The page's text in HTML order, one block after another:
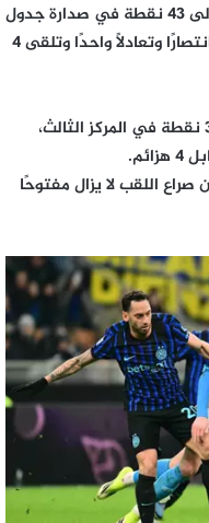
وبهذه النتيجة، رفع إنتر ميلان رصيده إلى 43 نقطة في صدارة جدول
ترتيب الدوري الإيطالي، بعدما حقق 14 انتصارًا وتعادلًا واحدًا وتلقى 4
في المقابل، ارتفع رصيد نابولي إلى 39 نقطة في المركز الثالث،
اللقب لا يزال مفتوحًا